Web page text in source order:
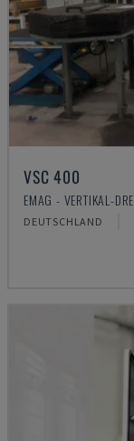
VSC 400
EMAG - VERTIKAL-
DEUTSCHLAND